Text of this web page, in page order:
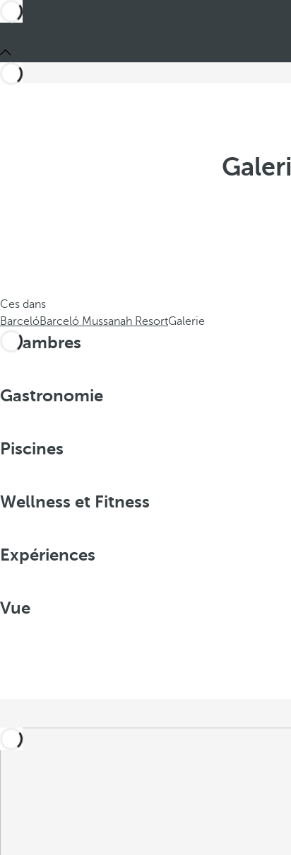
Ces dans
BarcelóBarceló Mussanah ResortGalerie
Chambres
Gastronomie
Piscines
Wellness et Fitness
Expériences
Vue